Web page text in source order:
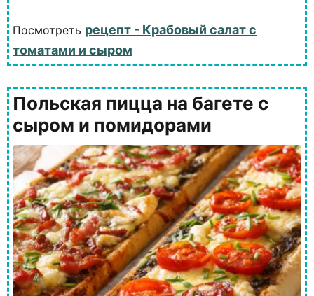
Посмотреть рецепт - Крабовый салат с
томатами и сыром
Польская пицца на багете с
сыром и помидорами